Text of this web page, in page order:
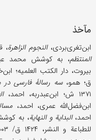
مآخذ
ابن‌تغری‌بردی، النجوم الزاهرة،
المنتظم، به کوشش محمد
بیروت، دار الکتب العلمیه؛
ق؛ همو،سه رسالۀ فارسی
۱۳۷۱ ش؛ ابن‌عبدربه، احمد،
ابن‌فضل‌الله عمری، احمد،
احمد،البدایة و النهایة، به
للطباعة و النشر، ۱۴۲۴ ق/ ۲۰۰۳ م؛ ابوالفرج اصفهانی،